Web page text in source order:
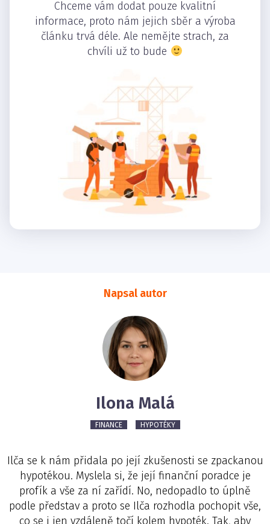
Chceme vám dodat pouze kvalitní
informace, proto nám jejich sběr a výroba
článku trvá déle. Ale nemějte strach, za
chvíli už to bude
Napsal autor
Ilona Malá
FINANCE HYPOTÉKY
Ilča se k nám přidala po její zkušenosti se zpackanou
hypotékou. Myslela si, že její finanční poradce je
profík a vše za ní zařídí. No, nedopadlo to úplně
podle představ a proto se Ilča rozhodla pochopit vše,
co se i jen vzdáleně točí kolem hypoték. Tak, aby